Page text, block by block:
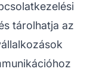
tárolhatja az